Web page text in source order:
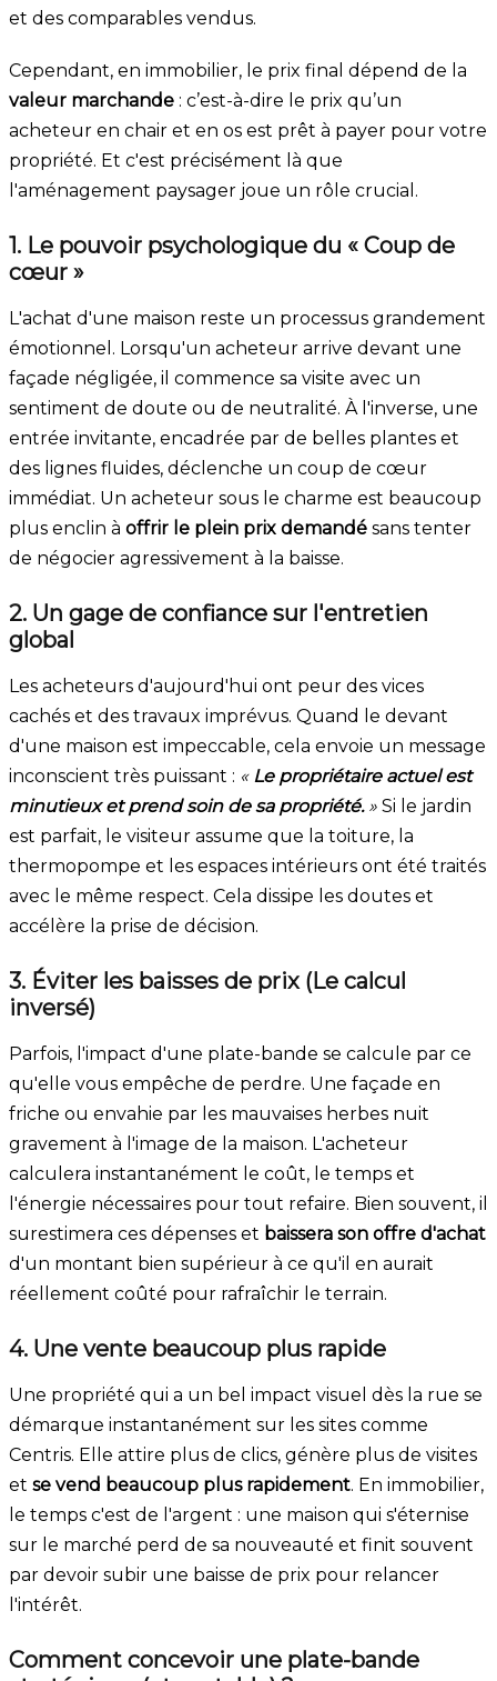
et des comparables vendus.
Cependant, en immobilier, le prix final dépend de la
valeur marchande : c’est-à-dire le prix qu’un
acheteur en chair et en os est prêt à payer pour votre
propriété. Et c'est précisément là que
l'aménagement paysager joue un rôle crucial.
1. Le pouvoir psychologique du « Coup de
cœur »
L'achat d'une maison reste un processus grandement
émotionnel. Lorsqu'un acheteur arrive devant une
façade négligée, il commence sa visite avec un
sentiment de doute ou de neutralité. À l'inverse, une
entrée invitante, encadrée par de belles plantes et
des lignes fluides, déclenche un coup de cœur
immédiat. Un acheteur sous le charme est beaucoup
plus enclin à offrir le plein prix demandé sans tenter
de négocier agressivement à la baisse.
2. Un gage de confiance sur l'entretien
global
Les acheteurs d'aujourd'hui ont peur des vices
cachés et des travaux imprévus. Quand le devant
d'une maison est impeccable, cela envoie un message
inconscient très puissant : « Le propriétaire actuel est
minutieux et prend soin de sa propriété.» Si le jardin
est parfait, le visiteur assume que la toiture, la
thermopompe et les espaces intérieurs ont été traités
avec le même respect. Cela dissipe les doutes et
accélère la prise de décision.
3. Éviter les baisses de prix (Le calcul
inversé)
Parfois, l'impact d'une plate-bande se calcule par ce
qu'elle vous empêche de perdre. Une façade en
friche ou envahie par les mauvaises herbes nuit
gravement à l'image de la maison. L'acheteur
calculera instantanément le coût, le temps et
l'énergie nécessaires pour tout refaire. Bien souvent, il
surestimera ces dépenses et baissera son offre d'achat
d'un montant bien supérieur à ce qu'il en aurait
réellement coûté pour rafraîchir le terrain.
4. Une vente beaucoup plus rapide
Une propriété qui a un bel impact visuel dès la rue se
démarque instantanément sur les sites comme
Centris. Elle attire plus de clics, génère plus de visites
et se vend beaucoup plus rapidement. En immobilier,
le temps c'est de l'argent : une maison qui s'éternise
sur le marché perd de sa nouveauté et finit souvent
par devoir subir une baisse de prix pour relancer
l'intérêt.
Comment concevoir une plate-bande